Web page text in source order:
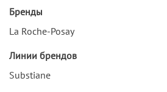
Бренды
La Roche-Posay
Линии брендов
Substiane